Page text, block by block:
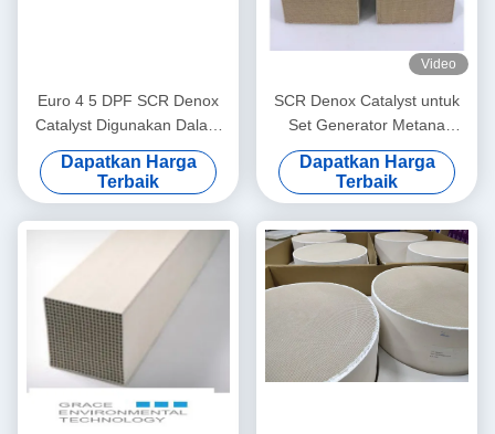
Euro 4 5 DPF SCR Denox
Catalyst Digunakan Dalam
Reduksi Katalitik Selektif Nox
Dapatkan Harga
Terbaik
Video
SCR Denox Catalyst untuk
Set Generator Metana
Batubara (Standar Euro II-V)
Dapatkan Harga
Terbaik